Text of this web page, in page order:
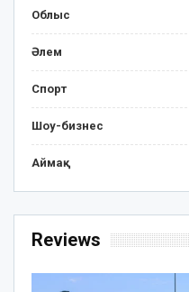
Облыс
Әлем
Спорт
Шоу-бизнес
Аймақ
Reviews